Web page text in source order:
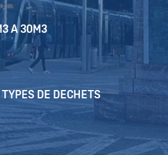
A 30M3
DE DECHETS